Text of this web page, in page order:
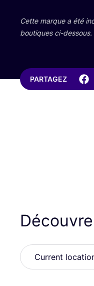
Cette marque a été
bou­tiques ci-dessous.
PARTAGEZ